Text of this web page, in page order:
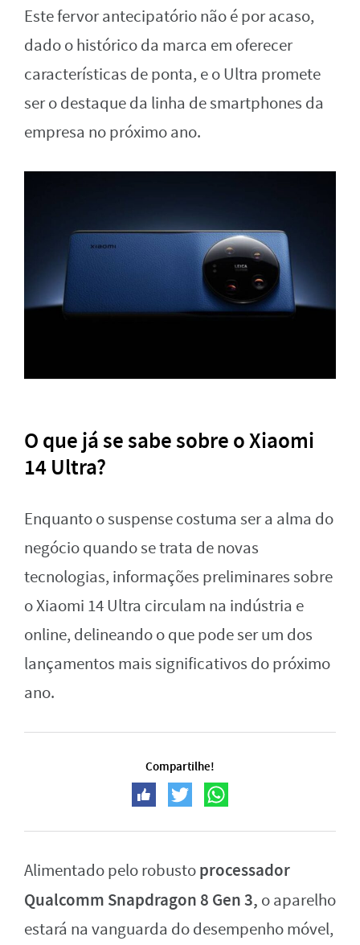
Este fervor antecipatório não é por acaso,
dado o histórico da marca em oferecer
características de ponta, e o Ultra promete
ser o destaque da linha de smartphones da
empresa no próximo ano.
O que já se sabe sobre o Xiaomi
14 Ultra?
Enquanto o suspense costuma ser a alma do
negócio quando se trata de novas
tecnologias, informações preliminares sobre
o Xiaomi 14 Ultra circulam na indústria e
online, delineando o que pode ser um dos
lançamentos mais significativos do próximo
ano.
Compartilhe!
Alimentado pelo robustoprocessador
Qualcomm Snapdragon 8 Gen 3, o aparelho
estará na vanguarda do desempenho móvel,